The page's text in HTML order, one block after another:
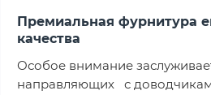
Премиальная фурнитура
качества
Особое внимание
направляющих с